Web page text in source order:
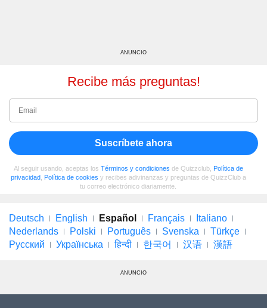
ANUNCIO
Recibe más preguntas!
Suscríbete ahora
Al seguir usando, aceptas los Términos y condiciones de Quizzclub, Política de
privacidad, Política de cookies y recibes adivinanzas y preguntas de QuizzClub a
tu correo electrónico diariamente.
Deutsch English Español Français
Italiano
Nederlands
Polski Português Svenska
Türkçe
Русский
Українська हिन्दी 한국어 汉语 漢語
ANUNCIO